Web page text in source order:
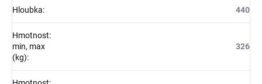
Hloubka: 440
Hmotnost:
min, max
(kg):
326